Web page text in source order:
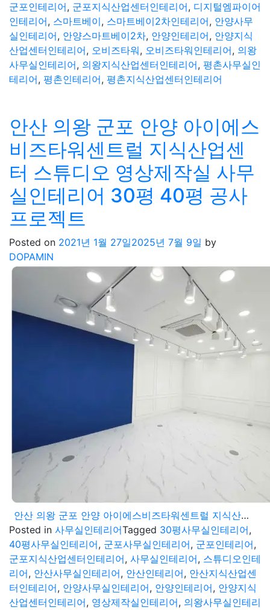
군포인테리어, 군포지식산업센터인테리어, 디지털엠파이어
인테리어, 스마트베이, 스마트베이2차인테리어, 안양사무
실인테리어, 안양스마트베이2차, 안양인테리어, 안양지식
산업센터인테리어, 오비즈타워, 오비즈타워인테리어, 의왕
사무실인테리어, 의왕지식산업센터인테리어, 평촌사무실인
테리어, 평촌인테리어, 평촌지식산업센터인테리어
안산 의왕 군포 안양 아이에스
비즈타워센트럴 지식산업센
터 스튜디오 영상제작실 사무
실인테리어 30평 40평 공사
프로젝트
Posted on 2021년 1월 27일2025년 7월 9일 by
DOPAMIN
안산 의왕 군포 안양 아이에스비즈타워센트럴 지식산업센터 스튜디오 영상제작실 사무실인테리어 30평 40평 공사 프로젝트
Posted in 사무실인테리어Tagged 30평사무실인테리어,
40평사무실인테리어, 군포사무실인테리어, 군포인테리어,
군포지식산업센터인테리어, 사무실인테리어, 스튜디오인테
리어, 안산사무실인테리어, 안산인테리어, 안산지식산업센
터인테리어, 안양사무실인테리어, 안양인테리어, 안양지식
산업센터인테리어, 영상제작실인테리어, 의왕사무실인테리